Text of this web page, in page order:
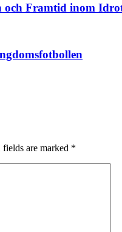
Framtid inom
fields are marked *